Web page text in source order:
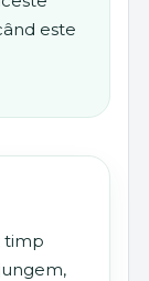
este
timp